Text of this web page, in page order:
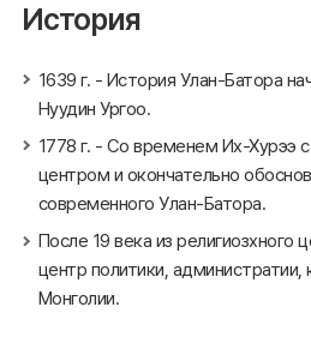
История
1639 г. - История Улан-Батора
Нуудин Ургоо.
1778 г. - Со временем Их-Хурээ
центром и окончательно
современного Улан-Батора.
После 19 века из религиозхного
центр политики, администратии,
Монголии.